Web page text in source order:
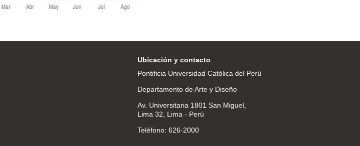
Ubicación y contacto
Pontificia Universidad Católica del Perú
Departamento de Arte y Diseño
Av. Universitaria 1801 San Miguel,
Lima 32, Lima - Perú
Teléfono: 626-2000